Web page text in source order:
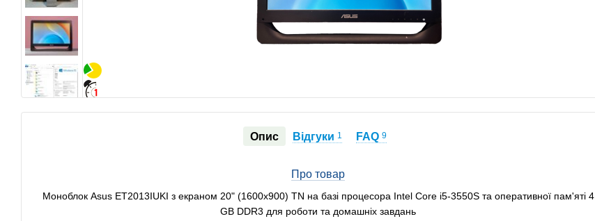
Опис Відгуки 1 FAQ 9
Про товар
Моноблок Asus ET2013IUKI з екраном 20" (1600x900) TN на базі процесора Intel Core i5-3550S та оперативної пам'яті 4
GB DDR3 для роботи та домашніх завдань